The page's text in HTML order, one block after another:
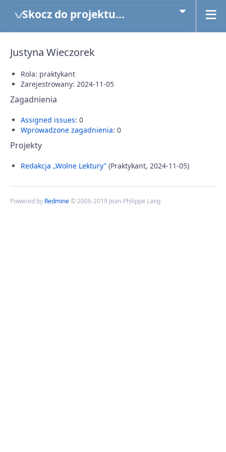
Skocz do projektu...
Justyna Wieczorek
Rola: praktykant
Zarejestrowany: 2024-11-05
Zagadnienia
Assigned issues: 0
Wprowadzone zagadnienia: 0
Projekty
Redakcja „Wolne Lektury” (Praktykant, 2024-11-05)
Powered by Redmine© 2006-2019 Jean-Philippe Lang